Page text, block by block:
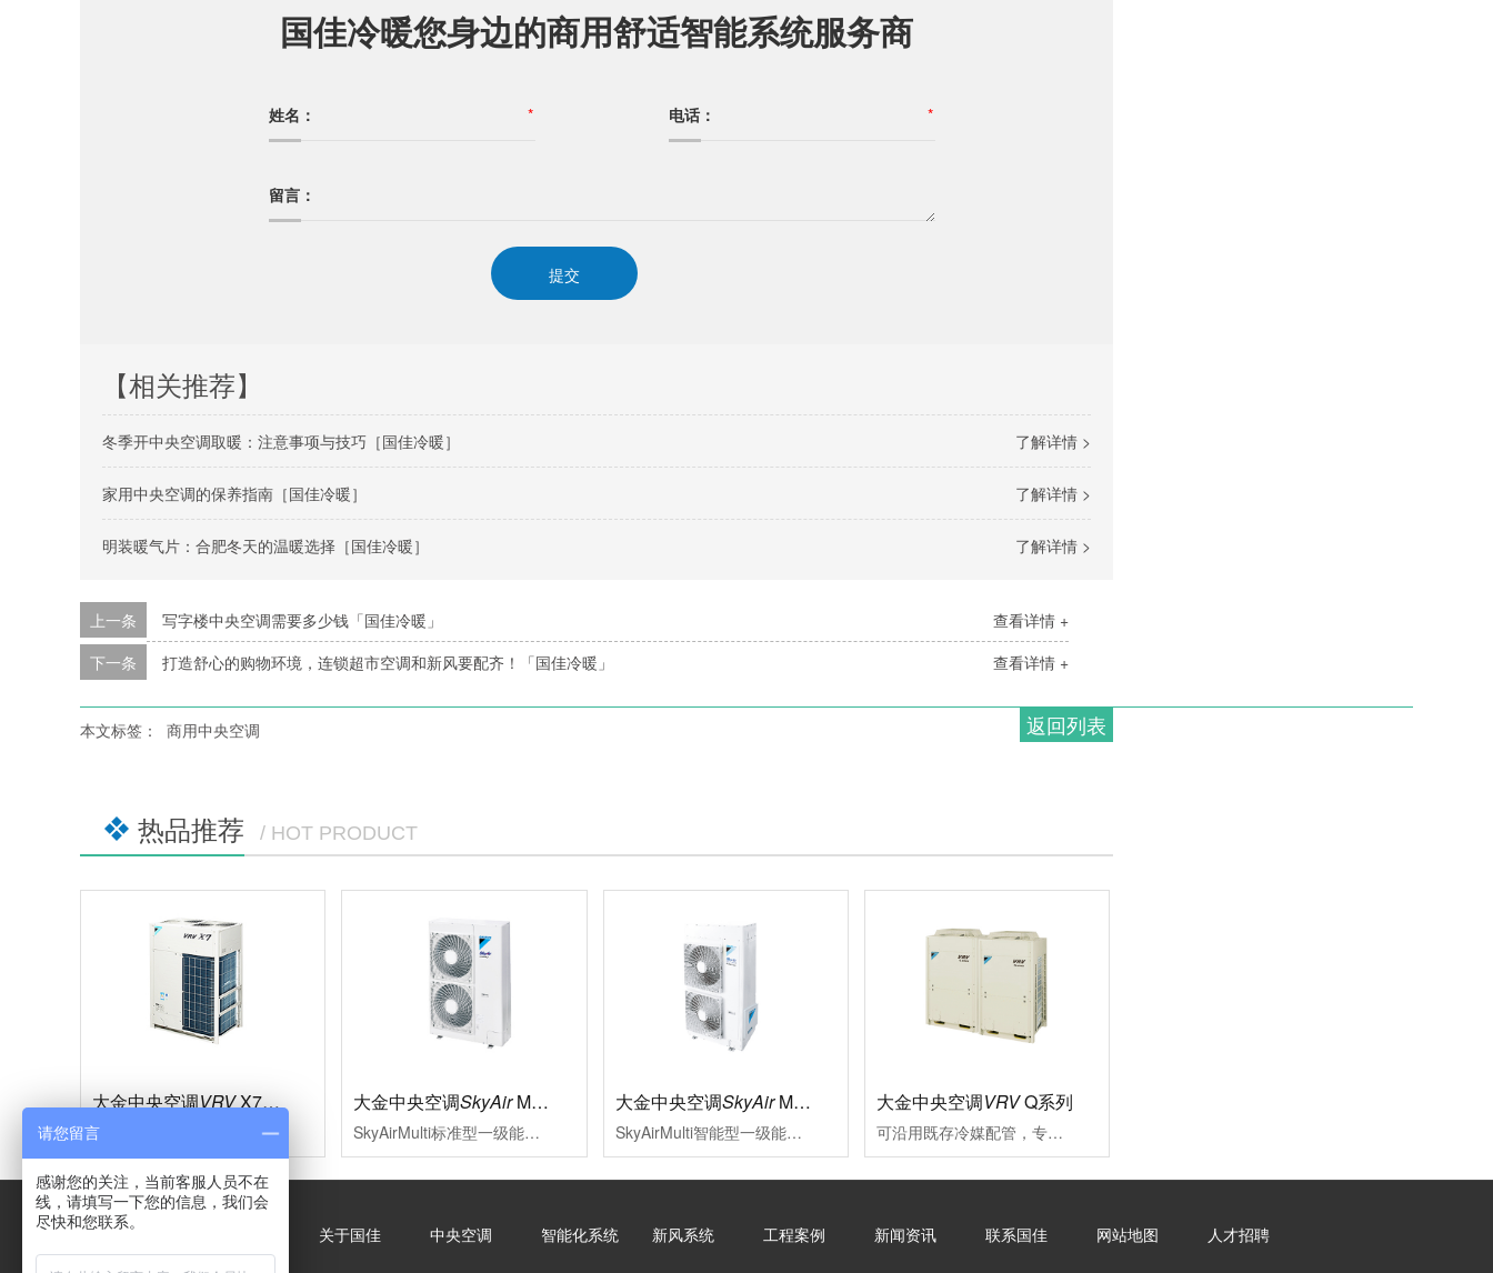
国佳冷暖您身边的商用舒适智能系统服务商
姓名： * 电话： *
留言：
【相关推荐】
了解详情 >
冬季开中央空调取暖：注意事项与技巧［国佳冷暖］
了解详情 >
家用中央空调的保养指南［国佳冷暖］
了解详情 >
明装暖气片：合肥冬天的温暖选择［国佳冷暖］
查看详情 +
上一条
写字楼中央空调需要多少钱「国佳冷暖」
查看详情 +
下一条 打造舒心的购物环境，连锁超市空调和新风要配齐！「国佳冷暖」
返回列表
本文标签： 商用中央空调
热品推荐 / HOT PRODUCT
大金中央空调VRVX7系列
多联式中央空调的革新，现代大型楼宇的必然选择充分满足现代楼宇对于中央空调系统的需求，系统运转效率进一步的提升空调的舒适性、节能型、设计安装的便利性、系统运转的可靠性等多项性能均达到业内赢领水平
大金中央空调SkyAirMulti标准型
SkyAirMulti标准型一级能效新冷媒变频多联式空调系统大金将变频多联技术适合用于中小型商业空间的特质融于SkyAirMulti系列中，能够贴合各类装修风格其室外机高集成，小巧化、化整为零的特点，更为外墙预留了更多充分表达建筑设计美感与品位的空间
大金中央空调SkyAirMulti智能型
SkyAirMulti智能型一级能效变频多联空调系统性能可靠、外形美观的SkyAirMulti系列空调，一直以来是各类中小型商业空间的智慧之选SkyAirMulti系列空调全面升级，用户在体验大金空调营造的舒适空气环境的同时，更因其智能便捷的控制，完善的服务及赢领的节能效果而获益良多
大金中央空调VRVQ系列
可沿用既存冷媒配管，专注应对大楼空调改造施工周期长、投资成本高、内装修补流程繁琐一直是大楼空调改造过程中面临的难题VRV更新用Q系列能快捷对应各类改造项目的中央空调系统
关于国佳 中央空调 智能化系统 新风系统 工程案例 新闻资讯 联系国佳 网站地图 人才招聘
请您留言
感谢您的关注，当前客服人员不在
线，请填写一下您的信息，我们会
尽快和您联系。